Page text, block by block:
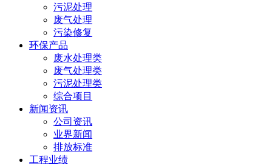
污泥处理
废气处理
污染修复
环保产品
废水处理类
废气处理类
污泥处理类
综合项目
新闻资讯
公司资讯
业界新闻
排放标准
工程业绩